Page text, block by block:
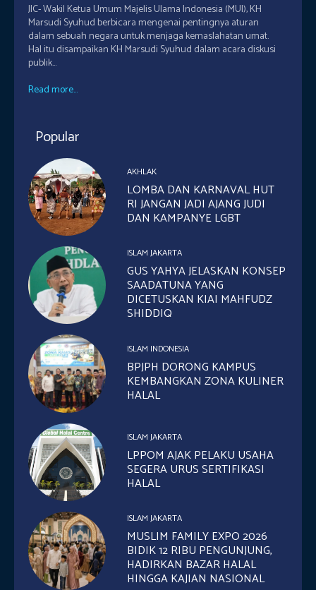
JIC- Wakil Ketua Umum Majelis Ulama Indonesia (MUI), KH
Marsudi Syuhud berbicara mengenai pentingnya aturan
dalam sebuah negara untuk menjaga kemaslahatan umat.
Hal itu disampaikan KH Marsudi Syuhud dalam acara diskusi
publik...
Read more...
Popular
AKHLAK
LOMBA DAN KARNAVAL HUT
RI JANGAN JADI AJANG JUDI
DAN KAMPANYE LGBT
ISLAM JAKARTA
GUS YAHYA JELASKAN KONSEP
SAADATUNA YANG
DICETUSKAN KIAI MAHFUDZ
SHIDDIQ
ISLAM INDONESIA
BPJPH DORONG KAMPUS
KEMBANGKAN ZONA KULINER
HALAL
ISLAM JAKARTA
LPPOM AJAK PELAKU USAHA
SEGERA URUS SERTIFIKASI
HALAL
ISLAM JAKARTA
MUSLIM FAMILY EXPO 2026
BIDIK 12 RIBU PENGUNJUNG,
HADIRKAN BAZAR HALAL
HINGGA KAJIAN NASIONAL